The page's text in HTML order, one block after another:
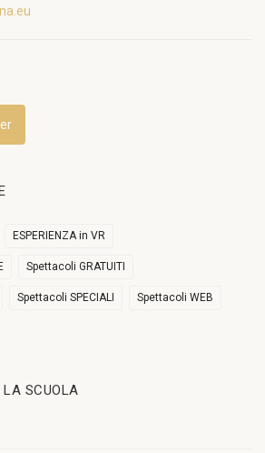
ESPERIENZA in VR
Spettacoli GRATUITI
Spettacoli SPECIALI Spettacoli WEB
LA SCUOLA